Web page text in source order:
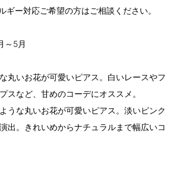
ご希望の方はご相談ください。
～5月
丸いお花が可愛いピアス。白いレースやフ
スなど、甘めのコーデにオススメ。
うな丸いお花が可愛いピアス。淡いピンク
出。きれいめからナチュラルまで幅広いコ